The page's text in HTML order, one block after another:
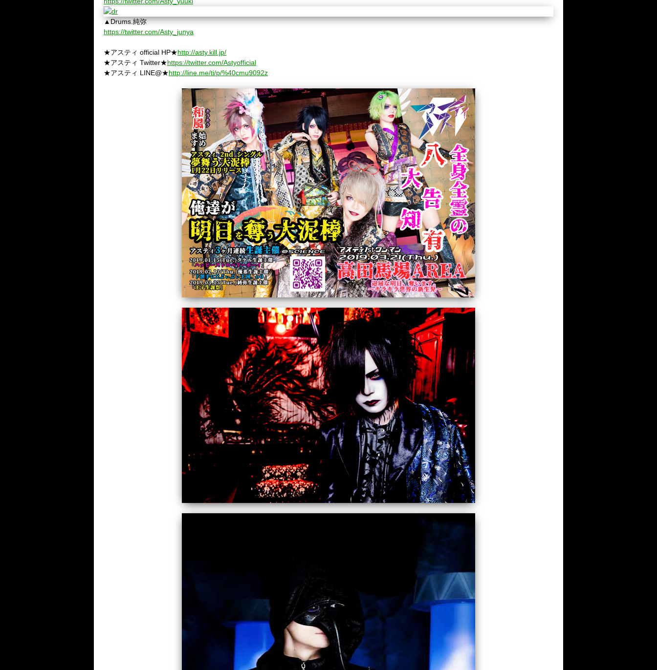
▲Drums.純弥
https://twitter.com/Asty_junya
★アスティ official HP★http://asty.kill.jp/
★アスティ Twitter★https://twitter.com/Astyofficial
★アスティ LINE@★http://line.me/ti/p/%40cmu9092z